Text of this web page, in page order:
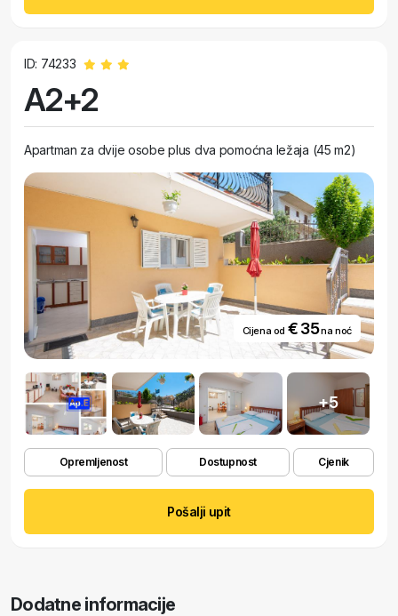
ID: 74233
A2+2
Apartman za dvije osobe plus dva pomoćna ležaja (45 m2)
Cijena od € 35na noć
+5
Opremljenost Dostupnost Cjenik
Pošalji upit
Dodatne informacije